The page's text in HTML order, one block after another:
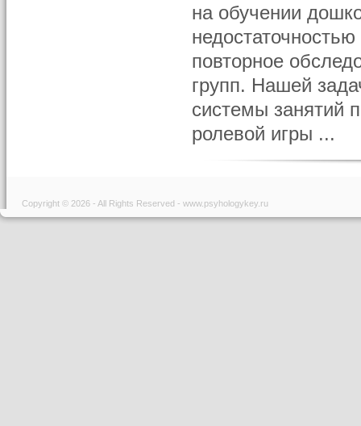
на обучении
повторное
групп. Нашей
системы занятий
ролевой игры ...
Copyright © 2026 - All Rights Reserved - www.psyhologykey.ru